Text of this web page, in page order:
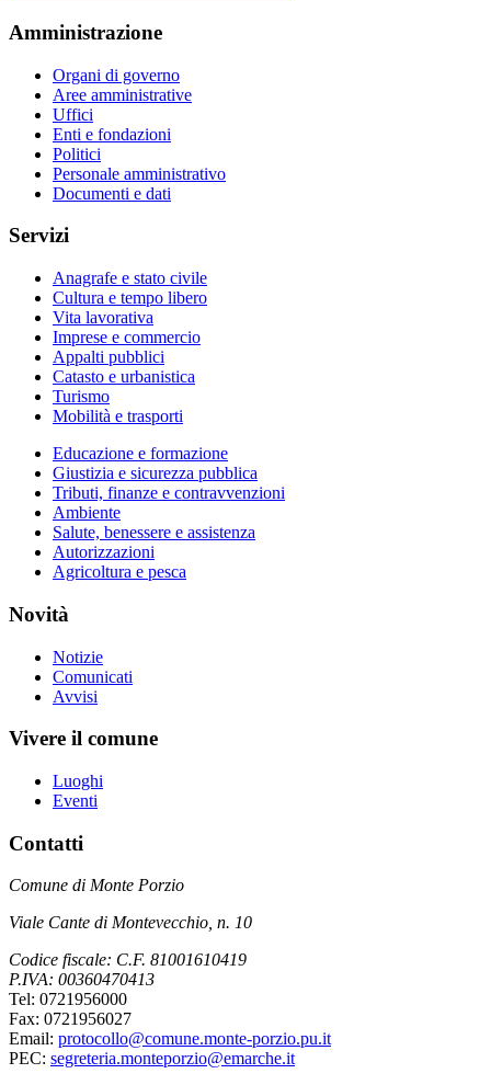
Amministrazione
Organi di governo
Aree amministrative
Uffici
Enti e fondazioni
Politici
Personale amministrativo
Documenti e dati
Servizi
Anagrafe e stato civile
Cultura e tempo libero
Vita lavorativa
Imprese e commercio
Appalti pubblici
Catasto e urbanistica
Turismo
Mobilità e trasporti
Educazione e formazione
Giustizia e sicurezza pubblica
Tributi, finanze e contravvenzioni
Ambiente
Salute, benessere e assistenza
Autorizzazioni
Agricoltura e pesca
Novità
Notizie
Comunicati
Avvisi
Vivere il comune
Luoghi
Eventi
Contatti
Comune di Monte Porzio
Viale Cante di Montevecchio, n. 10
Codice fiscale: C.F. 81001610419
P.IVA: 00360470413
Tel: 0721956000
Fax: 0721956027
Email: protocollo@comune.monte-porzio.pu.it
PEC: segreteria.monteporzio@emarche.it